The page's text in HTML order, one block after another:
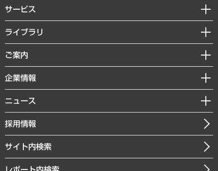
サービス
経営戦略
組織・人事戦略
デジタルイノベーション
共生・ダイバーシティ
GRC（ガバナンス・リスク・コンプライアンス）・防災（政策）
経済・産業・雇用・労働
まちづくり・観光・交通・スポーツ・スマートシティ
ライブラリ
経済調査
レポート
コラム
経営用語集
受託・受注実績（官公庁関連）
メディア掲載・出演
ご案内
セミナー・イベント情報
MUFGビジネスセミナー
受託案件情報
企業情報
私たちの想い
社長メッセージ
会社概要
沿革
ニュース
ニュースリリース
お知らせ
採用情報
サイト内検索